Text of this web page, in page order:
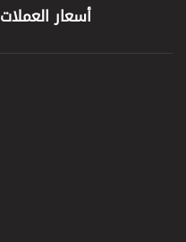
أسعار العملات